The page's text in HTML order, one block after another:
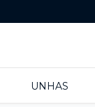
UNHAS